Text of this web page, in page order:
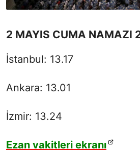
2 MAYIS CUMA NAMAZI
İstanbul: 13.17
Ankara: 13.01
İzmir: 13.24
Ezan vakitleri ekranı